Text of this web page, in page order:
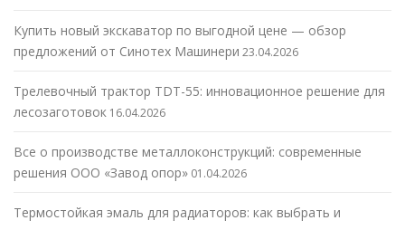
Купить новый экскаватор по выгодной цене — обзор
предложений от Синотех Машинери 23.04.2026
Трелевочный трактор TDT-55: инновационное решение для
лесозаготовок 16.04.2026
Все о производстве металлоконструкций: современные
решения ООО «Завод опор» 01.04.2026
Термостойкая эмаль для радиаторов: как выбрать и